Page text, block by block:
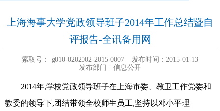
上海海事大学党政领导班子2014年工作总结暨自
评报告-全讯备用网
索取号： g010-0202002-2015-0007
发布时间：2015-01-13
发布部门：信息公开
2014年,学校党政领导班子在上海市委、教卫工作党委和
教委的领导下,团结带领全校师生员工,坚持以邓小平理